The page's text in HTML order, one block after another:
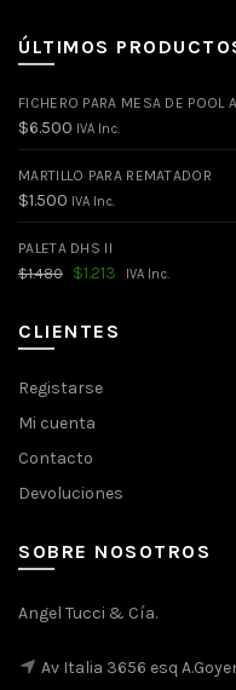
ÚLTIMOS
FICHERO PARA MESA DE POOL
$6.500 IVA Inc.
MARTILLO PARA REMATADOR
$1.500 IVA Inc.
PALETA DHS II
$1.480
El
era:
$1.480.
$1.213 El
IVA Inc.
CLIENTES
Registarse
Mi cuenta
Contacto
Devoluciones
SOBRE NOSOTROS
Angel Tucci & Cía.
Av Italia 3656 esq